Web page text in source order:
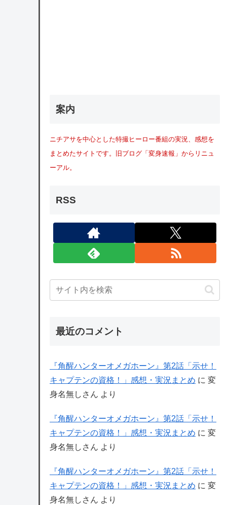
案内
ニチアサを中心とした特撮ヒーロー番組の実況、感想を
まとめたサイトです。旧ブログ「変身速報」からリニュ
ーアル。
RSS
最近のコメント
『角醒ハンターオメガホーン』第2話「示せ！
キャプテンの資格！」感想・実況まとめ に 変
身名無しさん より
『角醒ハンターオメガホーン』第2話「示せ！
キャプテンの資格！」感想・実況まとめ に 変
身名無しさん より
『角醒ハンターオメガホーン』第2話「示せ！
キャプテンの資格！」感想・実況まとめ に 変
身名無しさん より